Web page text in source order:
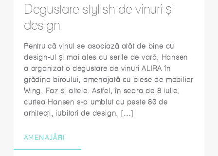
Degustare stylish de vinuri și
design
Pentru că vinul se asociază atât de bine cu
design-ul și mai ales cu serile de vară, Hansen
a organizat o degustare de vinuri ALIRA în
grădina biroului, amenajată cu piese de mobilier
Wing, Faz și altele. Astfel, în seara de 8 iulie,
curtea Hansen s-a umblut cu peste 80 de
arhitecți, iubitori de design, […]
AMENAJĂRI